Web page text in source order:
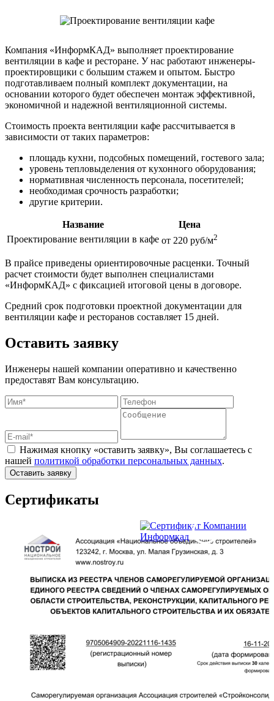
Компания «ИнформКАД» выполняет проектирование
вентиляции в кафе и ресторане. У нас работают инженеры-
проектировщики с большим стажем и опытом. Быстро
подготавливаем полный комплект документации, на
основании которого будет обеспечен монтаж эффективной,
экономичной и надежной вентиляционной системы.
Стоимость проекта вентиляции кафе рассчитывается в
зависимости от таких параметров:
площадь кухни, подсобных помещений, гостевого зала;
уровень тепловыделения от кухонного оборудования;
нормативная численность персонала, посетителей;
необходимая срочность разработки;
другие критерии.
Название
Цена
Проектирование вентиляции в кафе от 220 руб/м2
В прайсе приведены ориентировочные расценки. Точный
расчет стоимости будет выполнен специалистами
«ИнформКАД» с фиксацией итоговой цены в договоре.
Средний срок подготовки проектной документации для
вентиляции кафе и ресторанов составляет 15 дней.
Оставить заявку
Инженеры нашей компании оперативно и качественно
предоставят Вам консультацию.
Нажимая кнопку «оставить заявку», Вы соглашаетесь с
нашей политикой обработки персональных данных.
Оставить заявку
Сертификаты